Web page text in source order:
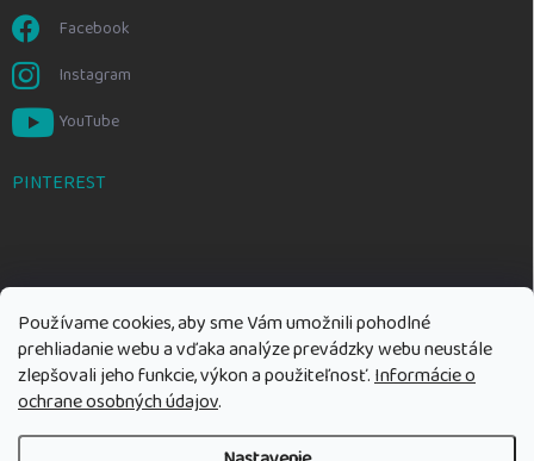
Používame cookies, aby sme Vám umožnili pohodlné
prehliadanie webu a vďaka analýze prevádzky webu neustále
zlepšovali jeho funkcie, výkon a použiteľnosť.Informácie o
ochrane osobných údajov.
Facebook
Instagram
YouTube
PINTEREST